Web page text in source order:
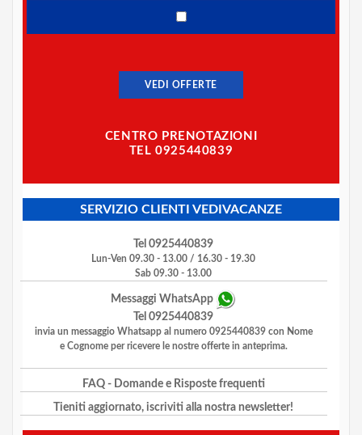
VEDI OFFERTE
CENTRO PRENOTAZIONI
TEL 0925440839
SERVIZIO CLIENTI VEDIVACANZE
Tel 0925440839
Lun-Ven 09.30 - 13.00 / 16.30 - 19.30
Sab 09.30 - 13.00
Messaggi WhatsApp
Tel 0925440839
invia un messaggio Whatsapp al numero 0925440839 con Nome
e Cognome per ricevere le nostre offerte in anteprima.
FAQ- Domande e Risposte frequenti
Tieniti aggiornato, iscriviti alla nostra newsletter!